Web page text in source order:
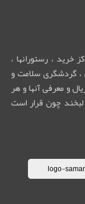
خرید ، رستورانها ،
، گردشگری سلامت و
و معرفی آنها و هر
لبخند چون قرار است